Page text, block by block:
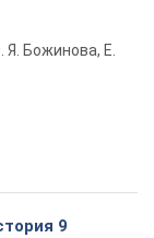
Я. Божинова, Е.
9